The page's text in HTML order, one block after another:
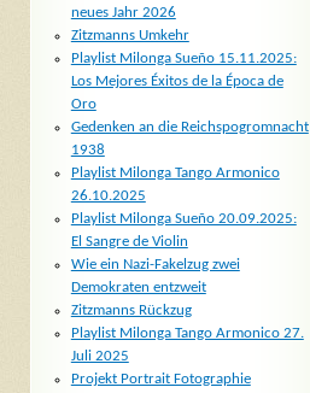
neues Jahr 2026
Zitzmanns Umkehr
Playlist Milonga Sueño 15.11.2025:
Los Mejores Éxitos de la Época de
Oro
Gedenken an die Reichspogromnacht
1938
Playlist Milonga Tango Armonico
26.10.2025
Playlist Milonga Sueño 20.09.2025:
El Sangre de Violin
Wie ein Nazi-Fakelzug zwei
Demokraten entzweit
Zitzmanns Rückzug
Playlist Milonga Tango Armonico 27.
Juli 2025
Projekt Portrait Fotographie